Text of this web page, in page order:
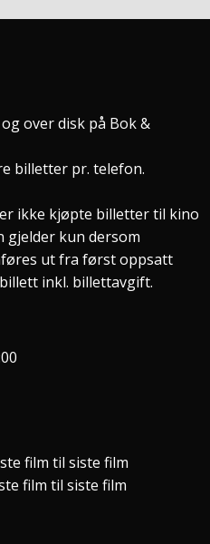
over disk på Bok &
billetter pr. telefon.
ikke kjøpte billetter til kino
gjelder kun dersom
ut fra først oppsatt
inkl. billettavgift.
film til siste film
film til siste film